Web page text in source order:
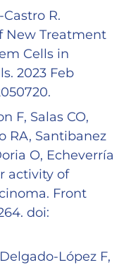
R.
New Treatment
Cells in
2023 Feb
F, Salas CO,
RA, Santibanez
O, Echeverría
activity of
Front
doi:
López F,